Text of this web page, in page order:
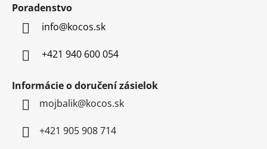
Poradenstvo
info@kocos.sk
+421 940 600 054
Informácie o doručení zásielok
mojbalik@kocos.sk
+421 905 908 714